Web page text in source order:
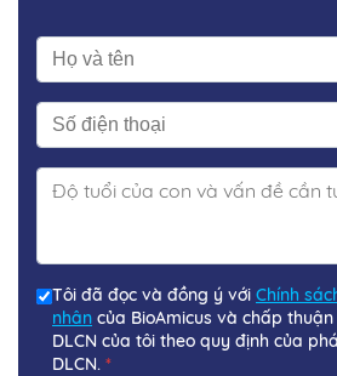
Tôi đã đọc và đồng ý với Chính
nhân của BioAmicus và chấp
DLCN của tôi theo quy định của
DLCN. *